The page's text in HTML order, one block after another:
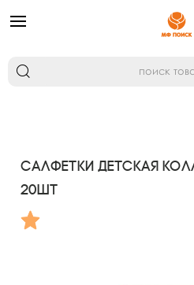
Салфетки Детская
20шт